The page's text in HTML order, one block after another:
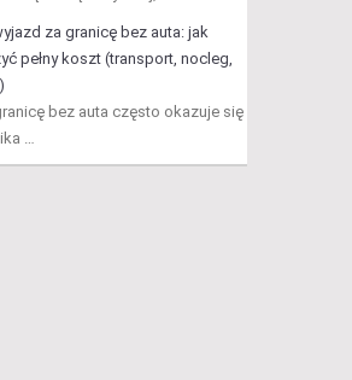
za granicę bez auta: jak
pełny koszt (transport, nocleg,
bez auta często okazuje się
…